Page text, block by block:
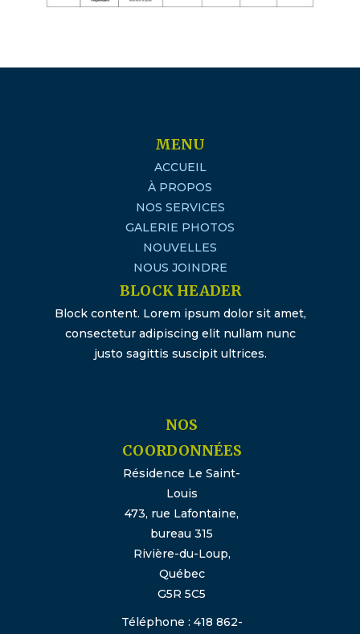
MENU
ACCUEIL
À PROPOS
NOS SERVICES
GALERIE PHOTOS
NOUVELLES
NOUS JOINDRE
BLOCK HEADER
Block content. Lorem ipsum dolor sit amet,
consectetur adipiscing elit nullam nunc
justo sagittis suscipit ultrices.
NOS
COORDONNÉES
Résidence Le Saint-
Louis
473, rue Lafontaine,
bureau 315
Rivière-du-Loup,
Québec
G5R 5C5
Téléphone : 418 862-